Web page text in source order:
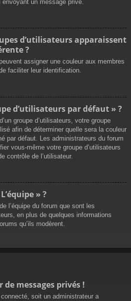
un message privé.
d’utilisateurs apparaissent
?
assigner une couleur aux membres
faciliter leur identification.
d’utilisateurs par défaut » ?
groupe d’utilisateurs, votre groupe
afin de déterminer quelle sera la couleur
par défaut. Les administrateurs du forum
vous-même votre groupe d’utilisateurs
contrôle de l’utilisateur.
» ?
l’équipe du forum que sont les
en plus de quelques informations
qu’ils modèrent.
de messages privés !
soit un administrateur a